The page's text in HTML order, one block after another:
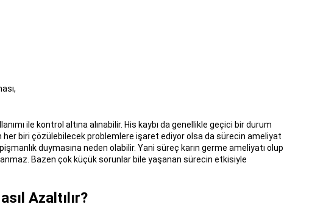
ile kontrol altına alınabilir. His kaybı da genellikle geçici bir durum
her biri çözülebilecek problemlere işaret ediyor olsa da sürecin ameliyat
duymasına neden olabilir. Yani süreç karın germe ameliyatı olup
Bazen çok küçük sorunlar bile yaşanan sürecin etkisiyle
Azaltılır?